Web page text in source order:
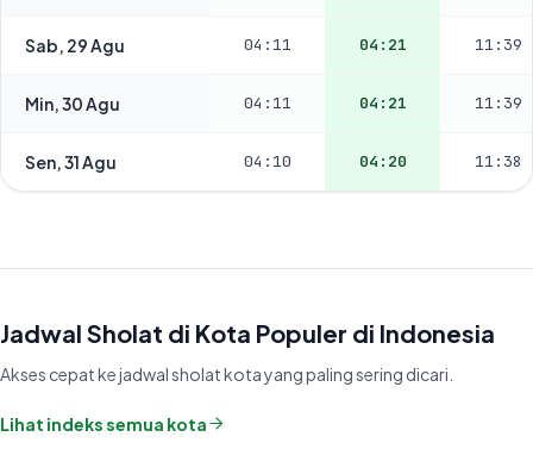
Sab, 29 Agu 04:11 04:21 11:39
Min, 30 Agu 04:11 04:21 11:39
Sen, 31 Agu 04:10 04:20 11:38
Jadwal Sholat di Kota Populer di Indonesia
Akses cepat ke jadwal sholat kota yang paling sering dicari.
Lihat indeks semua kota